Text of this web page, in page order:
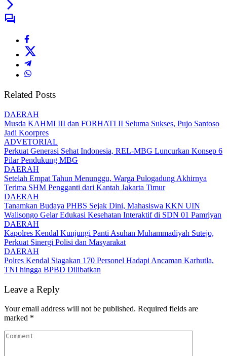
Related Posts
DAERAH
Musda KAHMI III dan FORHATI II Seluma Sukses, Pujo Santoso
Jadi Koorpres
ADVETORIAL
Perkuat Generasi Sehat Indonesia, REL-MBG Luncurkan Konsep 6
Pilar Pendukung MBG
DAERAH
Setelah Empat Tahun Menunggu, Warga Pulogadung Akhirnya
Terima SHM Pengganti dari Kantah Jakarta Timur
DAERAH
Tanamkan Budaya PHBS Sejak Dini, Mahasiswa KKN UIN
Walisongo Gelar Edukasi Kesehatan Interaktif di SDN 01 Pamriyan
DAERAH
Kapolres Kendal Kunjungi Panti Asuhan Muhammadiyah Sutejo,
Perkuat Sinergi Polisi dan Masyarakat
DAERAH
Polres Kendal Siagakan 170 Personel Hadapi Ancaman Karhutla,
TNI hingga BPBD Dilibatkan
Leave a Reply
Your email address will not be published. Required fields are
marked *